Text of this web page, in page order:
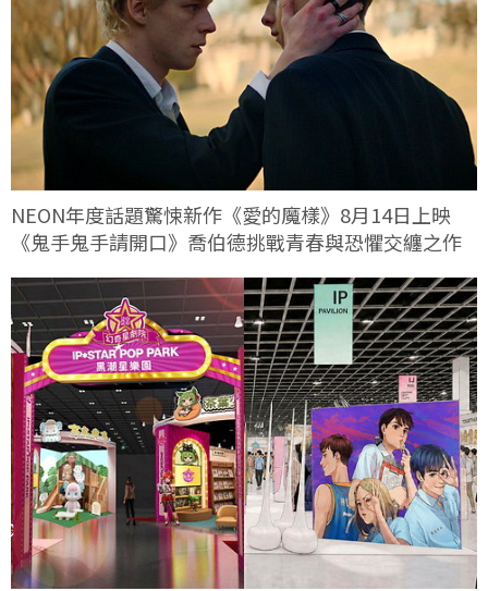
NEON年度話題驚悚新作《愛的魔樣》8月14日上映
《鬼手鬼手請開口》喬伯德挑戰青春與恐懼交纏之作